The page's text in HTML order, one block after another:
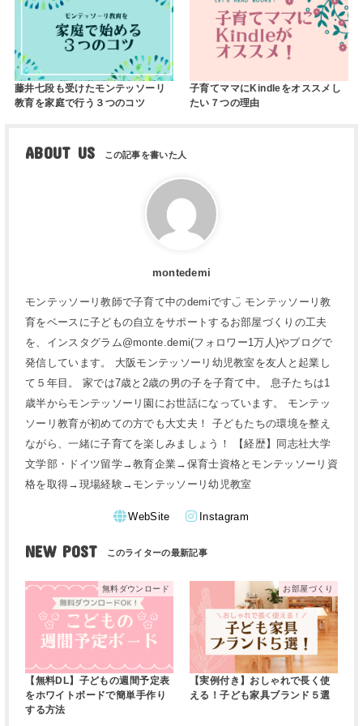
藤井七段も受けたモンテッソーリ
教育を家庭で行う３つのコツ
子育てママにKindleをオススメし
たい７つの理由
ABOUT US
montedemi
モンテッソーリ教師で子育て中のdemiです◡̈ モンテッソーリ教
育をベースに子どもの自立をサポートするお部屋づくりの工夫
を、インスタグラム@monte.demi(フォロワー1万人)やブログで
発信しています。 大阪モンテッソーリ幼児教室を友人と起業し
て５年目。 家では7歳と2歳の男の子を子育て中。 息子たちは1
歳半からモンテッソーリ園にお世話になっています。 モンテッ
ソーリ教育が初めての方でも大丈夫！ 子どもたちの環境を整え
ながら、一緒に子育てを楽しみましょう！ 【経歴】同志社大学
文学部・ドイツ留学→教育企業→保育士資格とモンテッソーリ資
格を取得→現場経験→モンテッソーリ幼児教室
WebSite Instagram
NEW POST
無料ダウンロード
【無料DL】子どもの週間予定表
をホワイトボードで簡単手作り
する方法
お部屋づくり
【実例付き】おしゃれで長く使
える！子ども家具ブランド５選